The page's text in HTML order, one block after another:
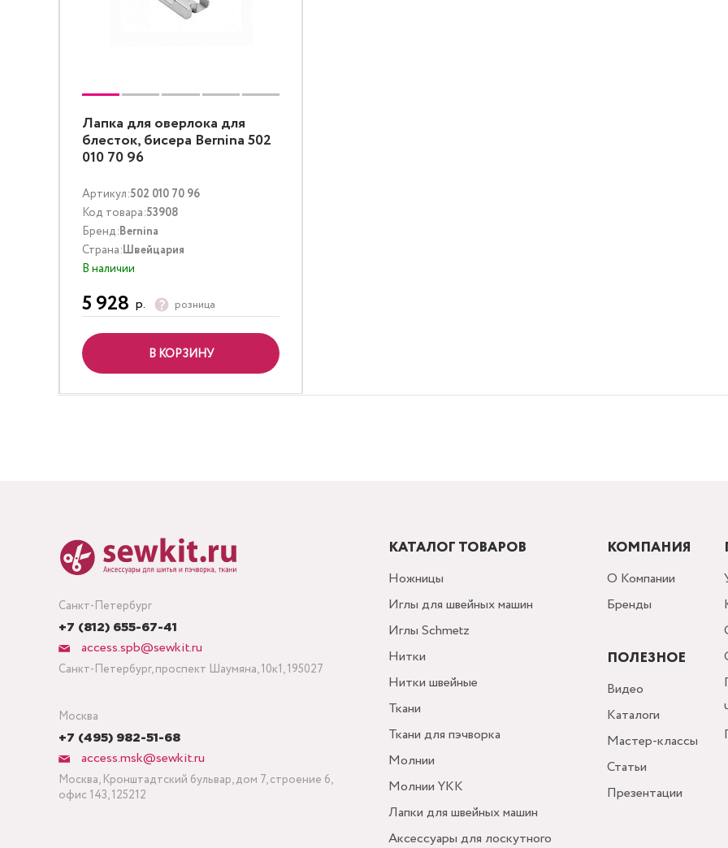
Лапка для оверлока для
блесток, бисера Bernina 502
010 70 96
Артикул:502 010 70 96
Код товара:53908
Бренд:Bernina
Страна:Швейцария
В наличии
5 928 р. розница
В КОРЗИНУ
Санкт-Петербург
+7 (812) 655-67-41
access.spb@sewkit.ru
Санкт-Петербург, проспект Шаумяна, 10к1, 195027
Москва
+7 (495) 982-51-68
access.msk@sewkit.ru
Москва, Кронштадтский бульвар, дом 7, строение 6,
офис 143, 125212
КАТАЛОГ ТОВАРОВ
Ножницы
Иглы для швейных машин
Иглы Schmetz
Нитки
Нитки швейные
Ткани
Ткани для пэчворка
Молнии
Молнии YKK
Лапки для швейных машин
Аксессуары для лоскутного
КОМПАНИЯ
О Компании
Бренды
ПОЛЕЗНОЕ
Видео
Каталоги
Мастер-классы
Статьи
Презентации